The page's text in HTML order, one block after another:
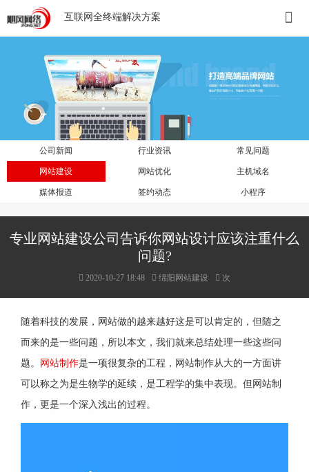
互联网全终端解决方案
公司新闻 行业资讯 常见问题
网站建设 网站优化 主机域名
媒体报道 签约动态 小程序
专业网站建设公司告诉你网站设计应该注重什么
问题?
2020-10-27 18:48 绵阳网站建设 次
随着科技的发展，网站做的越来越好这是可以肯定的，但随之
而来的是一些问题，所以本文，我们就来总结处理一些这些问
题。
网站制作是一项很复杂的工程，网站制作从大的一方面讲
可以称之为是生物学的延续，是工程学的集中表现。但网站制
作，更是一个深入浅出的过程。